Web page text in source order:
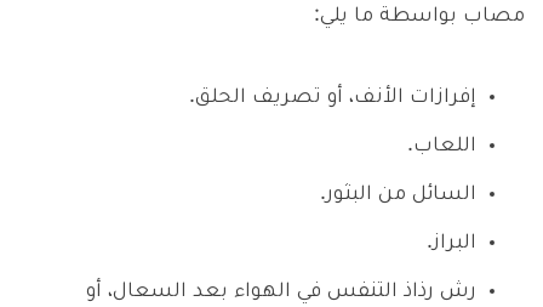
مصاب بواسطة ما يلي:
إفرازات الأنف، أو تصريف الحلق.
اللعاب.
السائل من البثور.
البراز.
رش رذاذ التنفس في الهواء بعد السعال، أو